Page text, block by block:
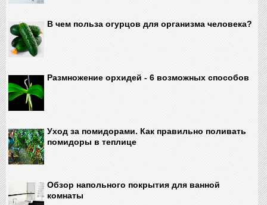
В чем польза огурцов для организма человека?
Размножение орхидей - 6 возможных способов
Уход за помидорами. Как правильно поливать
помидоры в теплице
Обзор напольного покрытия для ванной
комнаты